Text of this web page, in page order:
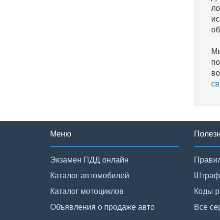
Меню
Экзамен ПДД онлайн
Каталог автомобилей
Каталог мотоциклов
Объявления о продаже авто
Коды
Все